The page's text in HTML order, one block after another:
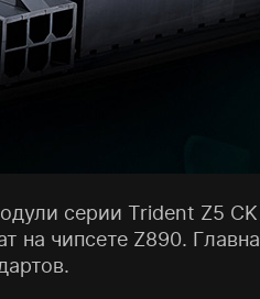
серии Trident Z5
на чипсете Z890.